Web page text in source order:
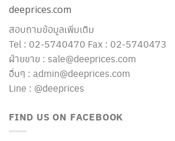
deeprices.com
สอบถามข้อมูลเพิ่มเติม
Tel : 02-5740470 Fax : 02-5740473
ฝ่ายขาย : sale@deeprices.com
อื่นๆ : admin@deeprices.com
Line : @deeprices
FIND US ON FACEBOOK